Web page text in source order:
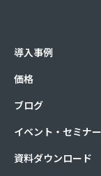
導入事例
価格
ブログ
イベント・セミナー
資料ダウンロード